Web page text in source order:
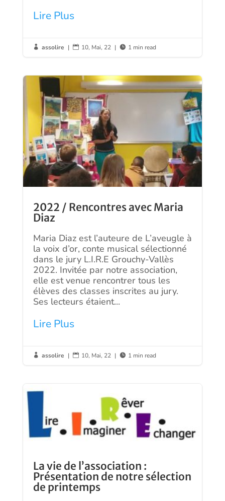
Lire Plus
 assolire |  10, Mai, 22 |  1 min read
2022 / Rencontres avec Maria
Diaz
Maria Diaz est l’auteure de L’aveugle à
la voix d’or, conte musical sélectionné
dans le jury L.I.R.E Grouchy-Vallès
2022. Invitée par notre association,
elle est venue rencontrer tous les
élèves des classes inscrites au jury.
Ses lecteurs étaient...
Lire Plus
 assolire |  10, Mai, 22 |  1 min read
La vie de l’association :
Présentation de notre sélection
de printemps